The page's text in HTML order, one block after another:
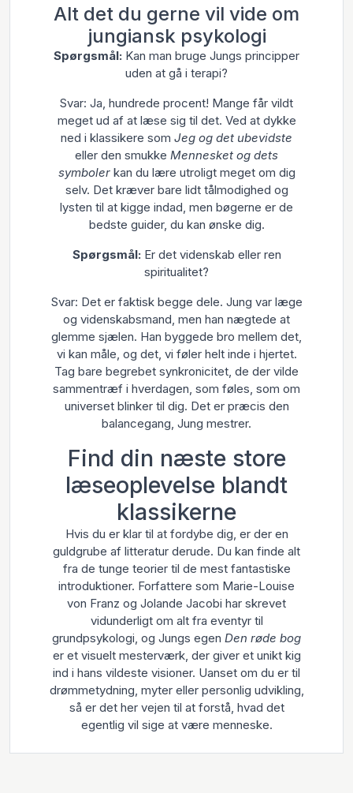
Alt det du gerne vil vide om
jungiansk psykologi
Spørgsmål: Kan man bruge Jungs principper
uden at gå i terapi?
Svar: Ja, hundrede procent! Mange får vildt
meget ud af at læse sig til det. Ved at dykke
ned i klassikere som Jeg og det ubevidste
eller den smukke Mennesket og dets
symbolerkan du lære utroligt meget om dig
selv. Det kræver bare lidt tålmodighed og
lysten til at kigge indad, men bøgerne er de
bedste guider, du kan ønske dig.
Spørgsmål: Er det videnskab eller ren
spiritualitet?
Svar: Det er faktisk begge dele. Jung var læge
og videnskabsmand, men han nægtede at
glemme sjælen. Han byggede bro mellem det,
vi kan måle, og det, vi føler helt inde i hjertet.
Tag bare begrebet synkronicitet, de der vilde
sammentræf i hverdagen, som føles, som om
universet blinker til dig. Det er præcis den
balancegang, Jung mestrer.
Find din næste store
læseoplevelse blandt
klassikerne
Hvis du er klar til at fordybe dig, er der en
guldgrube af litteratur derude. Du kan finde alt
fra de tunge teorier til de mest fantastiske
introduktioner. Forfattere som Marie-Louise
von Franz og Jolande Jacobi har skrevet
vidunderligt om alt fra eventyr til
grundpsykologi, og Jungs egen Den røde bog
er et visuelt mesterværk, der giver et unikt kig
ind i hans vildeste visioner. Uanset om du er til
drømmetydning, myter eller personlig udvikling,
så er det her vejen til at forstå, hvad det
egentlig vil sige at være menneske.